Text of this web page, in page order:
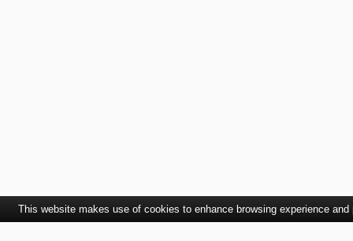
This website makes use of cookies to enhance browsing experience